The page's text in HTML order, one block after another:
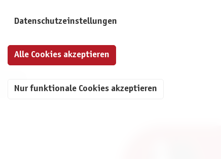
Datenschutzeinstellungen
Nur funktionale Cookies akzeptieren
Alle Cookies akzeptieren